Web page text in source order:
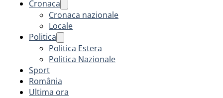
Cronaca
Cronaca nazionale
Locale
Politica
Politica Estera
Politica Nazionale
Sport
România
Ultima ora